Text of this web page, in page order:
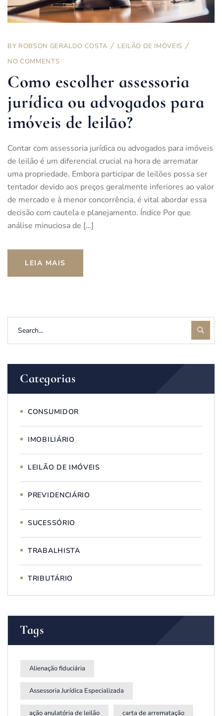
BY ROBSON GERALDO COSTA
LEILÃO DE IMÓVEIS
NO COMMENTS
Como escolher assessoria
jurídica ou advogados para
imóveis de leilão?
Contar com assessoria jurídica ou advogados para imóveis
de leilão é um diferencial crucial na hora de arrematar
uma propriedade. Embora participar de leilões possa ser
tentador devido aos preços geralmente inferiores ao valor
de mercado e à menor concorrência, é vital abordar essa
decisão com cautela e planejamento. Índice Por que
análise minuciosa de […]
LEIA MAIS
Categorias
CONSUMIDOR
IMOBILIÁRIO
LEILÃO DE IMÓVEIS
PREVIDENCIÁRIO
SUCESSÓRIO
TRABALHISTA
TRIBUTÁRIO
Tags
Alienação fiduciária
Assessoria Jurídica Especializada
ação anulatória de leilão carta de arrematação